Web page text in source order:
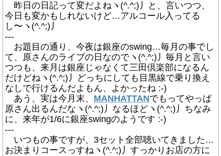
昨日の日記って変だよねヽ(^.^;)丿と、言いつつ、
今日も変かもしれないけど…アルコール入ってる
し〜ヽ(^.^;)丿
---
お題目の通り、今夜は銀座のswing…毎月の事でし
て、 原さんのライブの日なのでヽ(^.^;)丿毎月と言い
つつも、来月は銀座じゃなくて三田倶楽部になるん
だけどねヽ(^.^;)丿どっちにしても目黒線で乗り換え
なしで行けるんだよもん、よかったね :-)
あう、実は今月末、 MANHATTANでもってやっぱ
原さん出るんだなヽ(^.^;)丿なるほどヽ(^.^;)丿ちなみ
に、来年が1/6に銀座swingのようです :-)
---
いつもの事ですが、3セット全部聴いてきました…
お決まりコースっすねヽ(^.^;)丿すっかりお店の方に